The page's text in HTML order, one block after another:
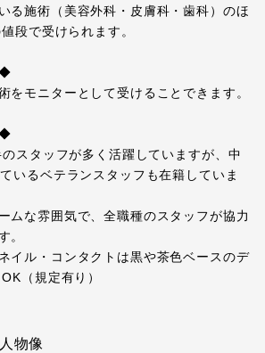
る施術（美容外科・皮膚科・歯科）のほ
段で受けられます。
◆
をモニターとして受けることできます。
◆
スタッフが多く活躍していますが、中
いるベテランスタッフも在籍していま
ムな雰囲気で、全職種のスタッフが協力
。
イル・コンタクトは黒や茶色ベースのデ
（規定有り）
物像